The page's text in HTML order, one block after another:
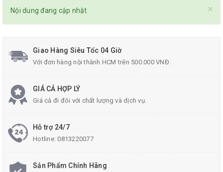
×
Nội dung đang cập nhật.
Giao Hàng Siêu Tốc 04 Giờ
Với đơn hàng nội thành HCM trên 500.000 VNĐ.
GIÁ CẢ HỢP LÝ
Giá cả đi đôi với chất lượng và dịch vụ.
Hỗ trợ 24/7
Hotline:0813220077
Sản Phẩm Chính Hãng